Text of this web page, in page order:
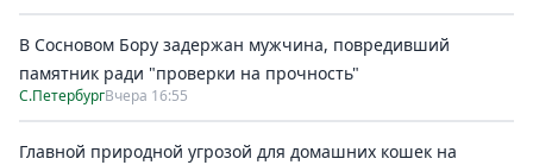
В Сосновом Бору задержан мужчина, повредивший
памятник ради "проверки на прочность"
С.ПетербургВчера 16:55
Главной природной угрозой для домашних кошек на